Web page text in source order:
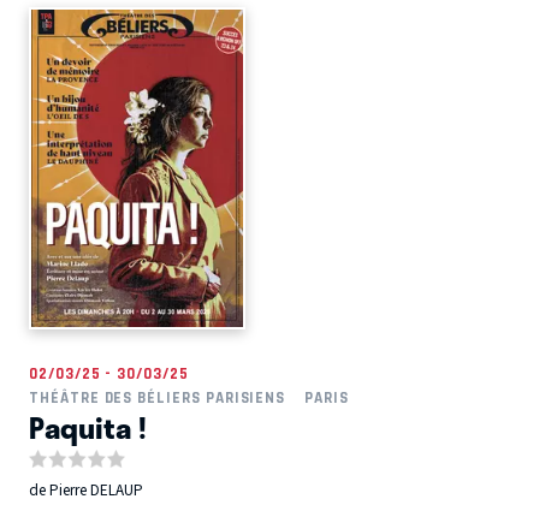
02/03/25 - 30/03/25
THÉÂTRE DES BÉLIERS PARISIENS
PARIS
Paquita !
de Pierre DELAUP